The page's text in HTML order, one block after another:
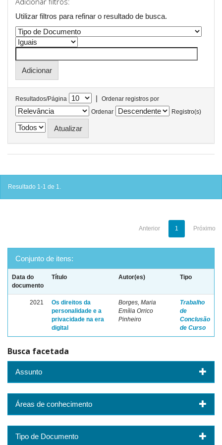
Utilizar filtros para refinar o resultado de busca.
Resultados/Página |
Ordenar registros por
Ordenar
Registro(s)
Resultado 1-1 de 1.
Anterior 1 Próximo
Conjunto de itens:
Data do
documento
Título Autor(es) Tipo
2021
Os direitos da
personalidade e a
privacidade na era
digital
Borges, Maria
Emília Orrico
Pinheiro
Trabalho
de
Conclusão
de Curso
Busca facetada
Assunto
Áreas de conhecimento
Tipo de Documento